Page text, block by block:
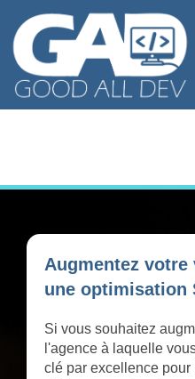
Augmentez
une optimisation
Si vous souhaitez
l'agence à laquelle
clé par excellence